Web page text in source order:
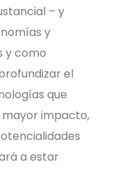
– y
y
y como
el
que
impacto,
a estar